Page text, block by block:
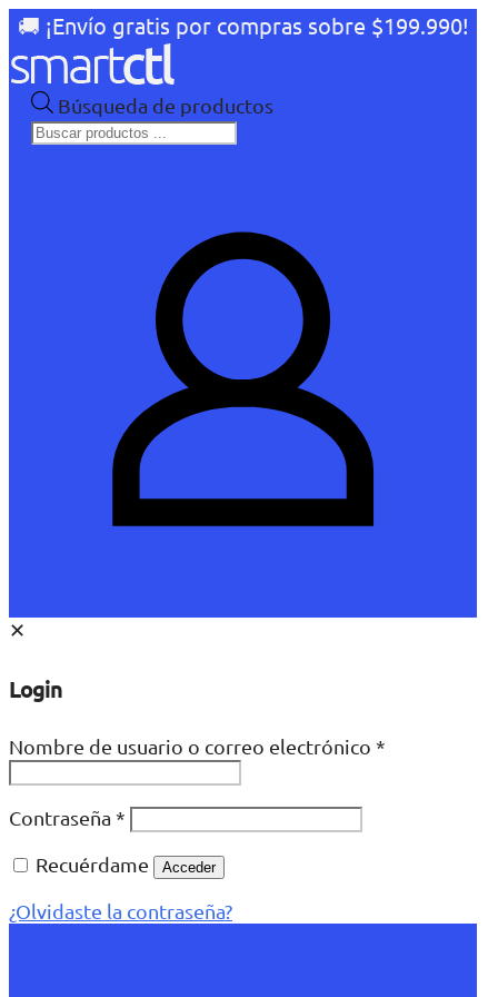
🚚 ¡Envío gratis por compras sobre $199.990!
Búsqueda de productos
✕
Login
Nombre de usuario o correo electrónico *
Contraseña *
Recuérdame
Acceder
¿Olvidaste la contraseña?